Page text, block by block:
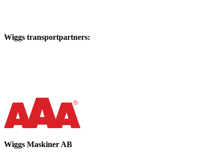
Wiggs transportpartners:
Wiggs Maskiner AB